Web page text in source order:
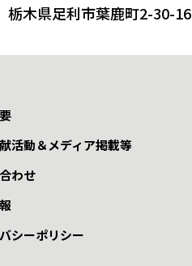
栃木県足利市葉鹿町2-30-16
活動＆メディア掲載等
わせ
シーポリシー